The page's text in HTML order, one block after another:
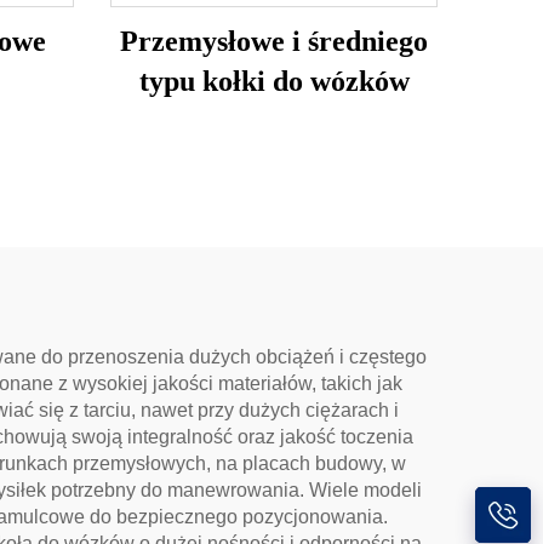
Przemysłowe i średniego
typu kołki do wózków
do przenoszenia dużych obciążeń i częstego
z wysokiej jakości materiałów, takich jak
się z tarciu, nawet przy dużych ciężarach i
swoją integralność oraz jakość toczenia
przemysłowych, na placach budowy, w
potrzebny do manewrowania. Wiele modeli
do bezpiecznego pozycjonowania.